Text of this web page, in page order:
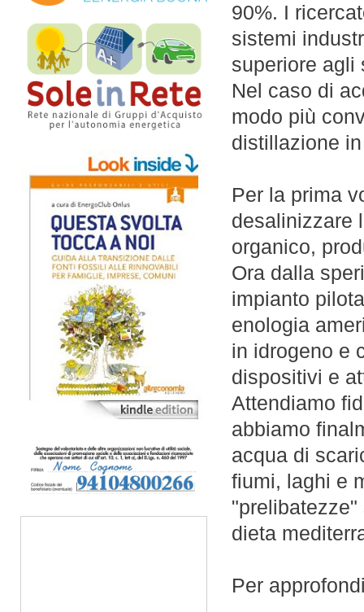
90%. I
sistemi
superiore agli
Nel caso di
modo più
distillazione
Per la prima
desalinizzare
organico,
Ora dalla
impianto
enologia
in idrogeno e
dispositivi e
Attendiamo
abbiamo
acqua di
fiumi, laghi e
dieta
Per